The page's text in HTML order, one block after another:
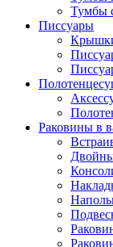
Тумбы
Писсуары
Раковины в